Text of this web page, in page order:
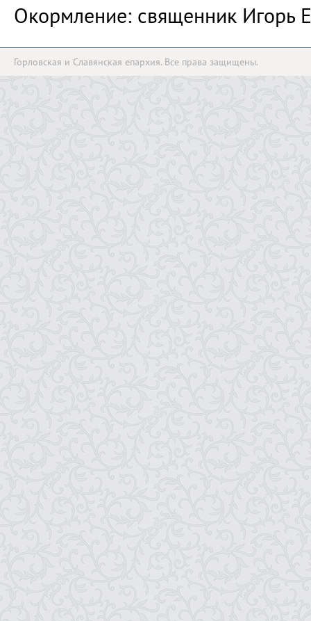
Окормление: священник Игорь
Горловская и Славянская епархия. Все права защищены.